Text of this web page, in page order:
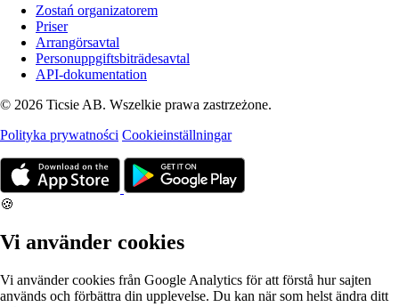
Zostań organizatorem
Priser
Arrangörsavtal
Personuppgiftsbiträdesavtal
API-dokumentation
© 2026 Ticsie AB. Wszelkie prawa zastrzeżone.
Polityka prywatności Cookieinställningar
🍪
Vi använder cookies
Vi använder cookies från Google Analytics för att förstå hur sajten
används och förbättra din upplevelse. Du kan när som helst ändra ditt